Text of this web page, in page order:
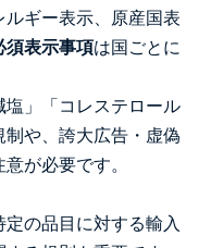
ギー表示、原産国表
須表示事項は国ごとに
塩」「コレステロール
や、誇大広告・虚偽
が必要です。
の品目に対する輸入